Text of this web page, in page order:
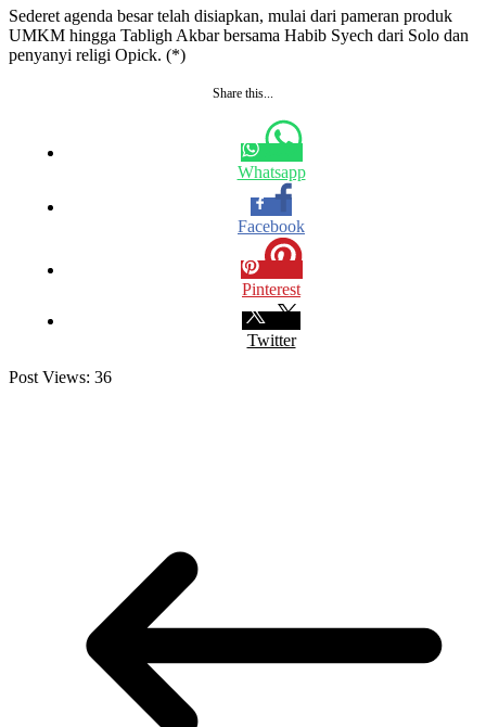
Sederet agenda besar telah disiapkan, mulai dari pameran produk
UMKM hingga Tabligh Akbar bersama Habib Syech dari Solo dan
penyanyi religi Opick. (*)
Share this...
Whatsapp
Facebook
Pinterest
Twitter
Post Views: 36